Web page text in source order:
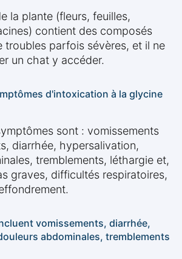
la plante (fleurs, feuilles,
contient des composés
troubles parfois sévères, et il ne
un chat y accéder.
d'intoxication à la glycine
sont : vomissements
diarrhée, hypersalivation,
tremblements, léthargie et,
graves, difficultés respiratoires,
vomissements, diarrhée,
abdominales, tremblements